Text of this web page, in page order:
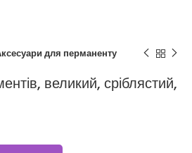
для перманенту
великий, сріблястий,